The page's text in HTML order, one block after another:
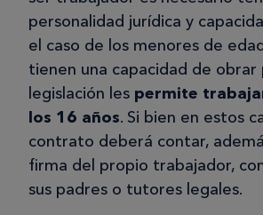
personalidad jurídica y
el caso de los menores de
tienen una capacidad de obrar
legislación les permite
los 16 años. Si bien en estos
contrato deberá contar,
firma del propio trabajador,
sus padres o tutores legales.